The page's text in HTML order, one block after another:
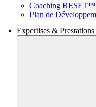
Coaching RESET™
Plan de
Expertises & Prestations